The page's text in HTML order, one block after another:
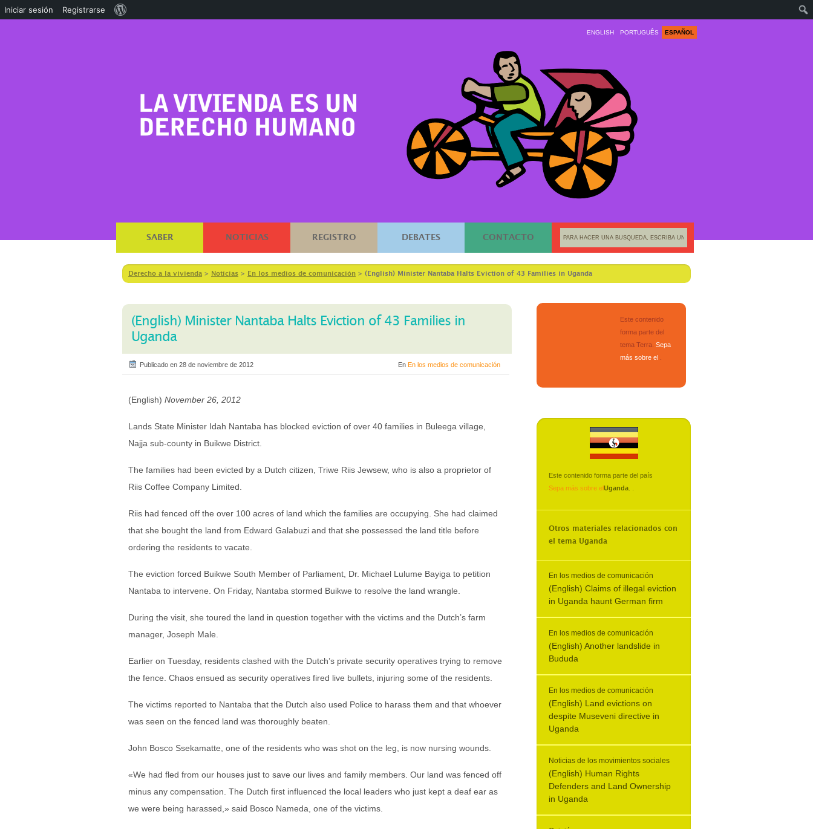
ENGLISH PORTUGUÊS ESPAÑOL
SABER NOTICIAS REGISTRO DEBATES CONTACTO
Derecho a la vivienda > Notícias > En los medios de comunicación > (English) Minister Nantaba Halts Eviction of 43 Families in Uganda
(English) Minister Nantaba Halts Eviction of 43 Families in
Uganda
Publicado en 28 de noviembre de 2012 En En los medios de comunicación
(English) November 26, 2012
Lands State Minister Idah Nantaba has blocked eviction of over 40 families in Buleega village,
Najja sub-county in Buikwe District.
The families had been evicted by a Dutch citizen, Triwe Riis Jewsew, who is also a proprietor of
Riis Coffee Company Limited.
Riis had fenced off the over 100 acres of land which the families are occupying. She had claimed
that she bought the land from Edward Galabuzi and that she possessed the land title before
ordering the residents to vacate.
The eviction forced Buikwe South Member of Parliament, Dr. Michael Lulume Bayiga to petition
Nantaba to intervene. On Friday, Nantaba stormed Buikwe to resolve the land wrangle.
During the visit, she toured the land in question together with the victims and the Dutch’s farm
manager, Joseph Male.
Earlier on Tuesday, residents clashed with the Dutch’s private security operatives trying to remove
the fence. Chaos ensued as security operatives fired live bullets, injuring some of the residents.
The victims reported to Nantaba that the Dutch also used Police to harass them and that whoever
was seen on the fenced land was thoroughly beaten.
John Bosco Ssekamatte, one of the residents who was shot on the leg, is now nursing wounds.
«We had fled from our houses just to save our lives and family members. Our land was fenced off
minus any compensation. The Dutch first influenced the local leaders who just kept a deaf ear as
we were being harassed,» said Bosco Nameda, one of the victims.
Este contenido
forma parte del
tema Terra Sepa
más sobre el
Este contenido forma parte del país
Uganda
Sepa más sobre el
Otros materiales relacionados con
el tema Uganda
En los medios de comunicación
(English) Claims of illegal eviction
in Uganda haunt German firm
En los medios de comunicación
(English) Another landslide in
Bududa
En los medios de comunicación
(English) Land evictions on
despite Museveni directive in
Uganda
Noticias de los movimientos sociales
(English) Human Rights
Defenders and Land Ownership
in Uganda
Iniciar sesión Registrarse